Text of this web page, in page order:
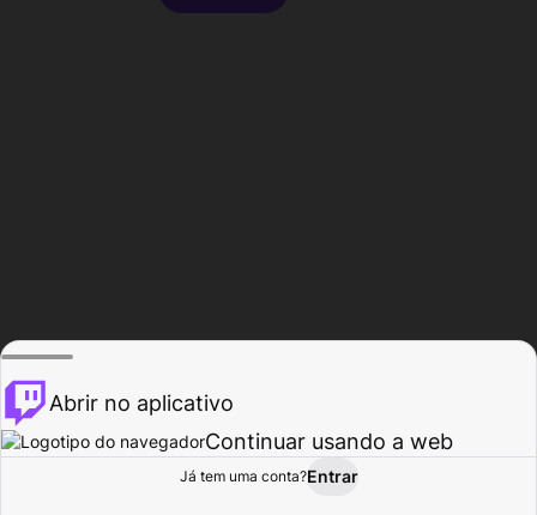
Procurar Atividade
Abrir no aplicativo
Continuar usando a web
Já tem uma conta?Entrar